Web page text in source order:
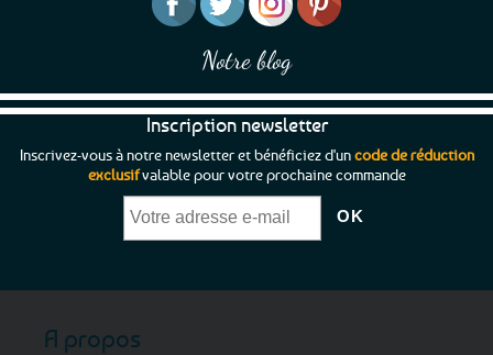
Notre blog
Inscription newsletter
Inscrivez-vous à notre newsletter et bénéficiez d'uncode de réduction
exclusifvalable pour votre prochaine commande
A propos